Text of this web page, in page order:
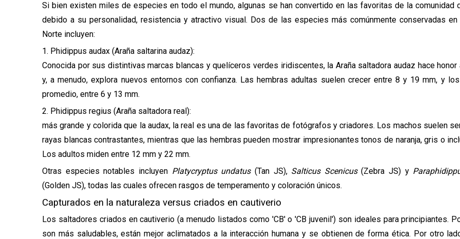
Si bien existen miles de especies en todo el mundo, algunas se han convertido en las favoritas de la comunidad
debido a su personalidad, resistencia y atractivo visual. Dos de las especies más comúnmente conservadas en
Norte incluyen:
1. Phidippus audax (Araña saltarina audaz):
Conocida por sus distintivas marcas blancas y quelíceros verdes iridiscentes, la Araña saltadora audaz hace honor
y, a menudo, explora nuevos entornos con confianza. Las hembras adultas suelen crecer entre 8 y 19 mm, y
promedio, entre 6 y 13 mm.
2. Phidippus regius (Araña saltadora real):
más grande y colorida que la audax, la real es una de las favoritas de fotógrafos y criadores. Los machos suelen
rayas blancas contrastantes, mientras que las hembras pueden mostrar impresionantes tonos de naranja, gris o
Los adultos miden entre 12 mm y 22 mm.
Otras especies notables incluyen Platycryptus undatus (Tan JS), Salticus Scenicus(Zebra JS) y
(Golden JS), todas las cuales ofrecen rasgos de temperamento y coloración únicos.
Capturados en la naturaleza versus criados en cautiverio
Los saltadores criados en cautiverio (a menudo listados como 'CB' o 'CB juvenil') son ideales para principiantes.
son más saludables, están mejor aclimatados a la interacción humana y se obtienen de forma ética. Por otro